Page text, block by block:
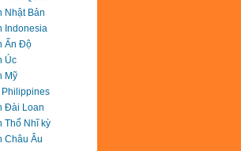
Nhật Bản
Indonesia
Ấn Độ
Úc
Mỹ
Philippines
Đài Loan
Thổ Nhĩ kỳ
Châu Âu